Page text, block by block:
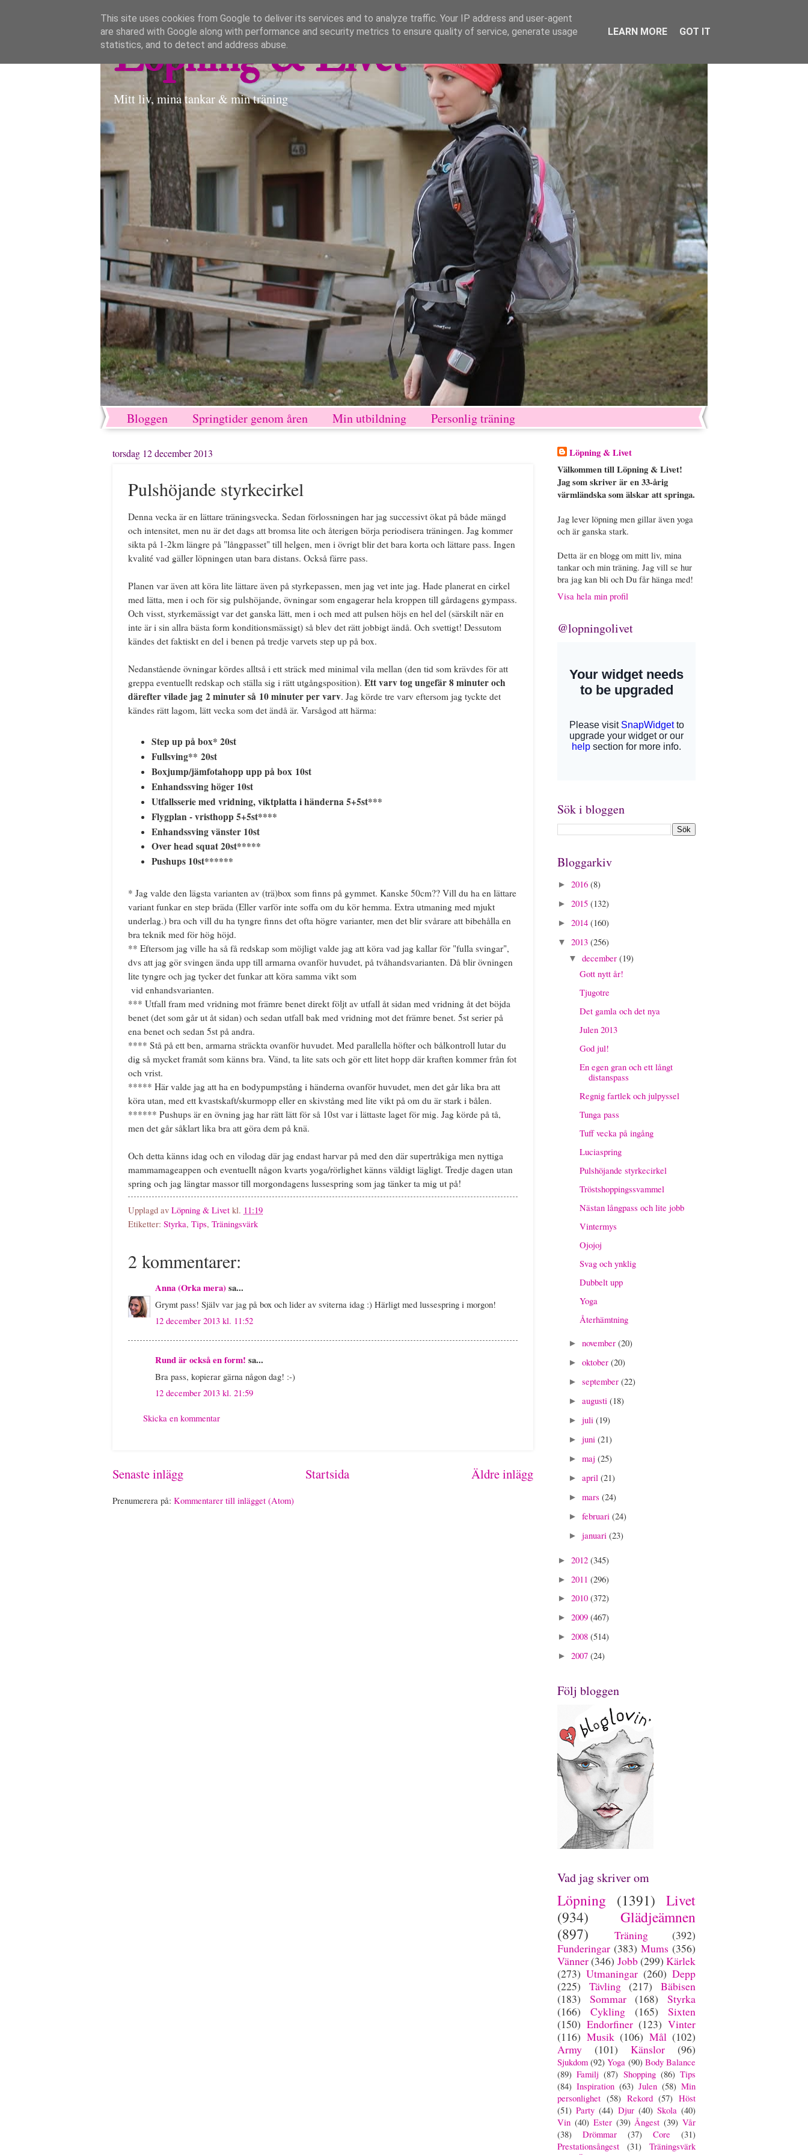
Löpning & Livet
Mitt liv, mina tankar & min träning
Bloggen Springtider genom åren Min utbildning Personlig träning
torsdag 12 december 2013
Pulshöjande styrkecirkel
Denna vecka är en lättare träningsvecka. Sedan förlossningen har jag successivt ökat på både mängd
och intensitet, men nu är det dags att bromsa lite och återigen börja periodisera träningen. Jag kommer
sikta på 1-2km längre på "långpasset" till helgen, men i övrigt blir det bara korta och lättare pass. Ingen
kvalité vad gäller löpningen utan bara distans. Också färre pass.
Planen var även att köra lite lättare även på styrkepassen, men jag vet inte jag. Hade planerat en cirkel
med lätta, men i och för sig pulshöjande, övningar som engagerar hela kroppen till gårdagens gympass.
Och visst, styrkemässigt var det ganska lätt, men i och med att pulsen höjs en hel del (särskilt när en
inte är i sin allra bästa form konditionsmässigt) så blev det rätt jobbigt ändå. Och svettigt! Dessutom
kändes det faktiskt en del i benen på tredje varvets step up på box.
Nedanstående övningar kördes alltså i ett sträck med minimal vila mellan (den tid som krävdes för att
greppa eventuellt redskap och ställa sig i rätt utgångsposition). Ett varv tog ungefär 8 minuter och
därefter vilade jag 2 minuter så 10 minuter per varv. Jag körde tre varv eftersom jag tyckte det
kändes rätt lagom, lätt vecka som det ändå är. Varsågod att härma:
Step up på box* 20st
Fullsving** 20st
Boxjump/jämfotahopp upp på box 10st
Enhandssving höger 10st
Utfallsserie med vridning, viktplatta i händerna 5+5st***
Flygplan - vristhopp 5+5st****
Enhandssving vänster 10st
Over head squat 20st*****
Pushups 10st******
* Jag valde den lägsta varianten av (trä)box som finns på gymmet. Kanske 50cm?? Vill du ha en lättare
variant funkar en step bräda (Eller varför inte soffa om du kör hemma. Extra utmaning med mjukt
underlag.) bra och vill du ha tyngre finns det ofta högre varianter, men det blir svårare att bibehålla en
bra teknik med för hög höjd.
** Eftersom jag ville ha så få redskap som möjligt valde jag att köra vad jag kallar för "fulla svingar",
dvs att jag gör svingen ända upp till armarna ovanför huvudet, på tvåhandsvarianten. Då blir övningen
lite tyngre och jag tycker det funkar att köra samma vikt som
vid enhandsvarianten.
*** Utfall fram med vridning mot främre benet direkt följt av utfall åt sidan med vridning åt det böjda
benet (det som går ut åt sidan) och sedan utfall bak med vridning mot det främre benet. 5st serier på
ena benet och sedan 5st på andra.
**** Stå på ett ben, armarna sträckta ovanför huvudet. Med parallella höfter och bålkontroll lutar du
dig så mycket framåt som känns bra. Vänd, ta lite sats och gör ett litet hopp där kraften kommer från fot
och vrist.
***** Här valde jag att ha en bodypumpstång i händerna ovanför huvudet, men det går lika bra att
köra utan, med ett kvastskaft/skurmopp eller en skivstång med lite vikt på om du är stark i bålen.
****** Pushups är en övning jag har rätt lätt för så 10st var i lättaste laget för mig. Jag körde på tå,
men det går såklart lika bra att göra dem på knä.
Och detta känns idag och en vilodag där jag endast harvar på med den där supertråkiga men nyttiga
mammamageappen och eventuellt någon kvarts yoga/rörlighet känns väldigt lägligt. Tredje dagen utan
spring och jag längtar massor till morgondagens lussespring som jag tänker ta mig ut på!
Upplagd av Löpning & Livet kl. 11:19
Etiketter: Styrka, Tips, Träningsvärk
2 kommentarer:
Anna (Orka mera)sa...
Grymt pass! Själv var jag på box och lider av sviterna idag :) Härligt med lussespring i morgon!
12 december 2013 kl. 11:52
Rund är också en form! sa...
Bra pass, kopierar gärna någon dag! :-)
12 december 2013 kl. 21:59
Skicka en kommentar
Senaste inlägg Äldre inlägg
Startsida
Prenumerera på: Kommentarer till inlägget (Atom)
Löpning & Livet
Välkommen till Löpning & Livet!
Jag som skriver är en 33-årig
värmländska som älskar att springa.
Jag lever löpning men gillar även yoga
och är ganska stark.
Detta är en blogg om mitt liv, mina
tankar och min träning. Jag vill se hur
bra jag kan bli och Du får hänga med!
Visa hela min profil
@lopningolivet
Sök i bloggen
Bloggarkiv
► 2016 (8)
► 2015 (132)
► 2014 (160)
▼ 2013 (256)
▼ december (19)
Gott nytt år!
Tjugotre
Det gamla och det nya
Julen 2013
God jul!
En egen gran och ett långt
distanspass
Regnig fartlek och julpyssel
Tunga pass
Tuff vecka på ingång
Luciaspring
Pulshöjande styrkecirkel
Tröstshoppingssvammel
Nästan långpass och lite jobb
Vintermys
Ojojoj
Svag och ynklig
Dubbelt upp
Yoga
Återhämtning
► november (20)
► oktober (20)
► september (22)
► augusti (18)
► juli (19)
► juni (21)
► maj (25)
► april (21)
► mars (24)
► februari (24)
► januari (23)
► 2012 (345)
► 2011 (296)
► 2010 (372)
► 2009 (467)
► 2008 (514)
► 2007 (24)
Följ bloggen
Vad jag skriver om
Löpning (1391) Livet
(934)
Glädjeämnen
(897)
Träning
(392)
Funderingar (383) Mums (356)
Vänner(346) Jobb(299) Kärlek
(273) Utmaningar (260) Depp
(225)
Tävling (217)
Bäbisen
(183)
Sommar (168)
Styrka
(166)
Cykling (165)
Sixten
(150) Endorfiner (123) Vinter
(116) Musik (106) Mål (102)
Army
(101) Känslor (96)
Sjukdom (92) Yoga (90) Body Balance
(89) Familj (87) Shopping (86) Tips
(84) Inspiration (63) Julen (58) Min
personlighet (58) Rekord (57) Höst
(51) Party (44) Djur (40) Skola (40)
Vin (40) Ester (39) Ångest (39) Vår
(38)
Drömmar (37) Core
(31)
Prestationsångest
(31)
Träningsvärk
This site uses cookies from Google to deliver its services and to analyze traffic. Your IP address and user-agent
are shared with Google along with performance and security metrics to ensure quality of service, generate usage
statistics, and to detect and address abuse.
LEARN MORE GOT IT